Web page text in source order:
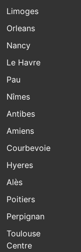
Limoges
Orleans
Nancy
Le Havre
Pau
Nîmes
Antibes
Amiens
Courbevoie
Hyeres
Alès
Poitiers
Perpignan
Toulouse
Centre